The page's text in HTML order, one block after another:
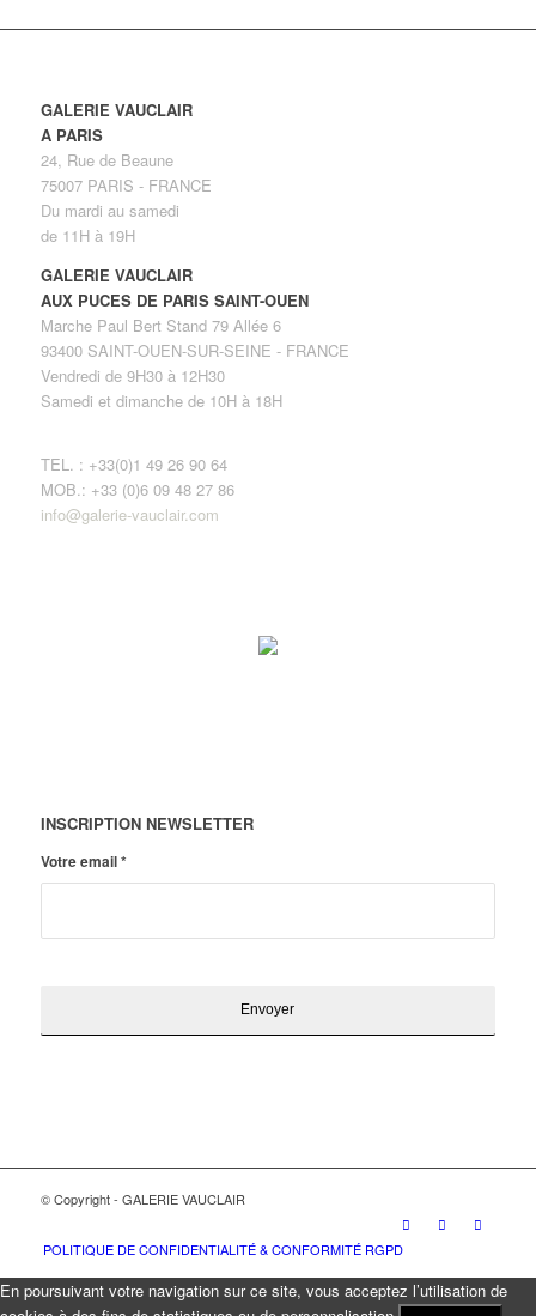
GALERIE VAUCLAIR
A PARIS
24, Rue de Beaune
75007 PARIS - FRANCE
Du mardi au samedi
de 11H à 19H
GALERIE VAUCLAIR
AUX PUCES DE PARIS SAINT-OUEN
Marche Paul Bert Stand 79 Allée 6
93400 SAINT-OUEN-SUR-SEINE - FRANCE
Vendredi de 9H30 à 12H30
Samedi et dimanche de 10H à 18H
TEL. : +33(0)1 49 26 90 64
MOB.: +33 (0)6 09 48 27 86
info@galerie-vauclair.com
INSCRIPTION NEWSLETTER
Votre email*
© Copyright - GALERIE VAUCLAIR
POLITIQUE DE CONFIDENTIALITÉ & CONFORMITÉ RGPD
En poursuivant votre navigation sur ce site, vous acceptez l’utilisation de